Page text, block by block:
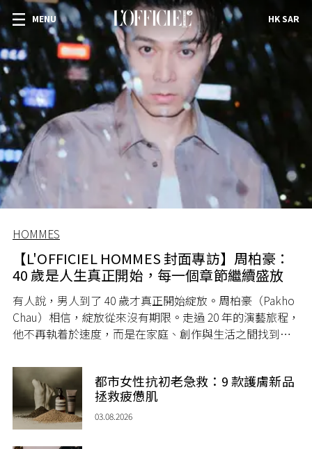
MENU HK SAR
HOMMES
【L'OFFICIEL HOMMES 封面專訪】周柏豪：
40 歲是人生真正開始，每一個章節繼續盛放
有人說，男人到了 40 歲才真正開始綻放。周柏豪（Pakho
Chau）相信，綻放從來沒有期限。走過 20 年的演藝旅程，
他不再執着於速度，而是在家庭、創作與生活之間找到屬
都市女性抗初老急救：9 款護膚新品
拯救疲憊肌
03.08.2026